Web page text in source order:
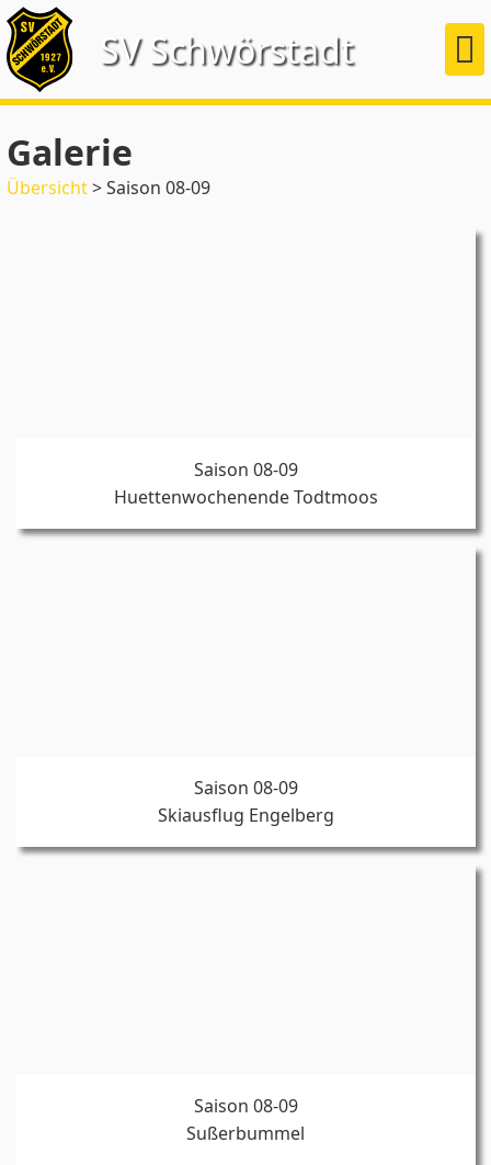
SV Schwörstadt
Galerie
Übersicht> Saison 08-09
Saison 08-09
Huettenwochenende Todtmoos
Saison 08-09
Skiausflug Engelberg
Saison 08-09
Sußerbummel